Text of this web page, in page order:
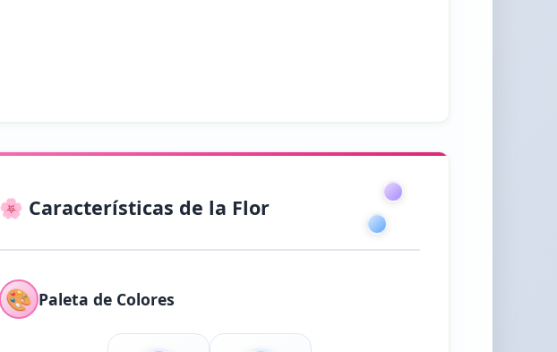
🌸 Características de la Flor
🎨 Paleta de Colores